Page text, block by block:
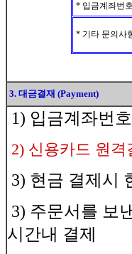
* 입금계좌번호
* 기타 문의사
3. 대금결재 (Payment)
1) 입금계좌번
2) 신용카드 원
3) 현금 결제시
3) 주문서를 보
시간내 결제